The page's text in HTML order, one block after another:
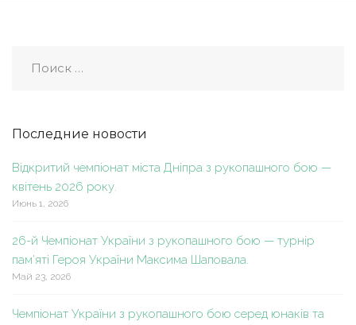
Последние новости
Відкритий чемпіонат міста Дніпра з рукопашного бою —
квітень 2026 року.
Июнь 1, 2026
26-й Чемпіонат України з рукопашного бою — турнір
пам’яті Героя України Максима Шаповала.
Май 23, 2026
Чемпіонат України з рукопашного бою серед юнаків та